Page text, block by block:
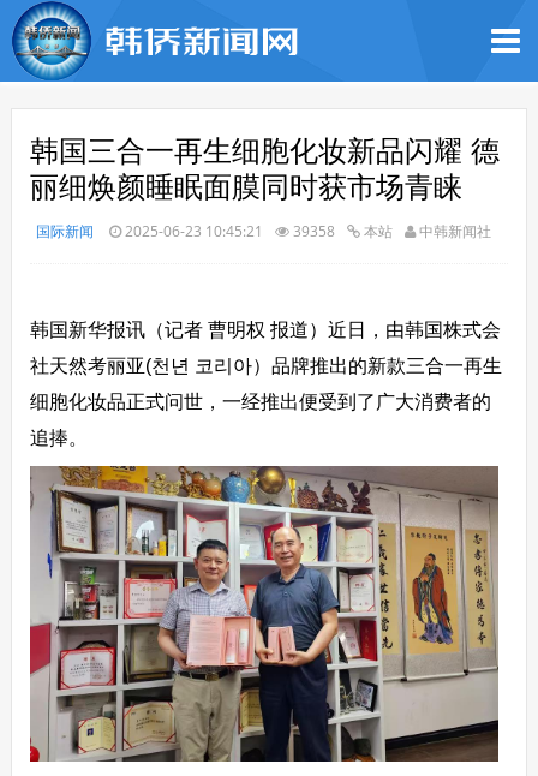
韩国三合一再生细胞化妆新品闪耀 德
丽细焕颜睡眠面膜同时获市场青睐
国际新闻 2025-06-23 10:45:21 39358 本站 中韩新闻社
韩国新华报讯（记者 曹明权 报道）近日，由韩国株式会
社天然考丽亚(천년 코리아）品牌推出的新款三合一再生
细胞化妆品正式问世，一经推出便受到了广大消费者的
追捧。